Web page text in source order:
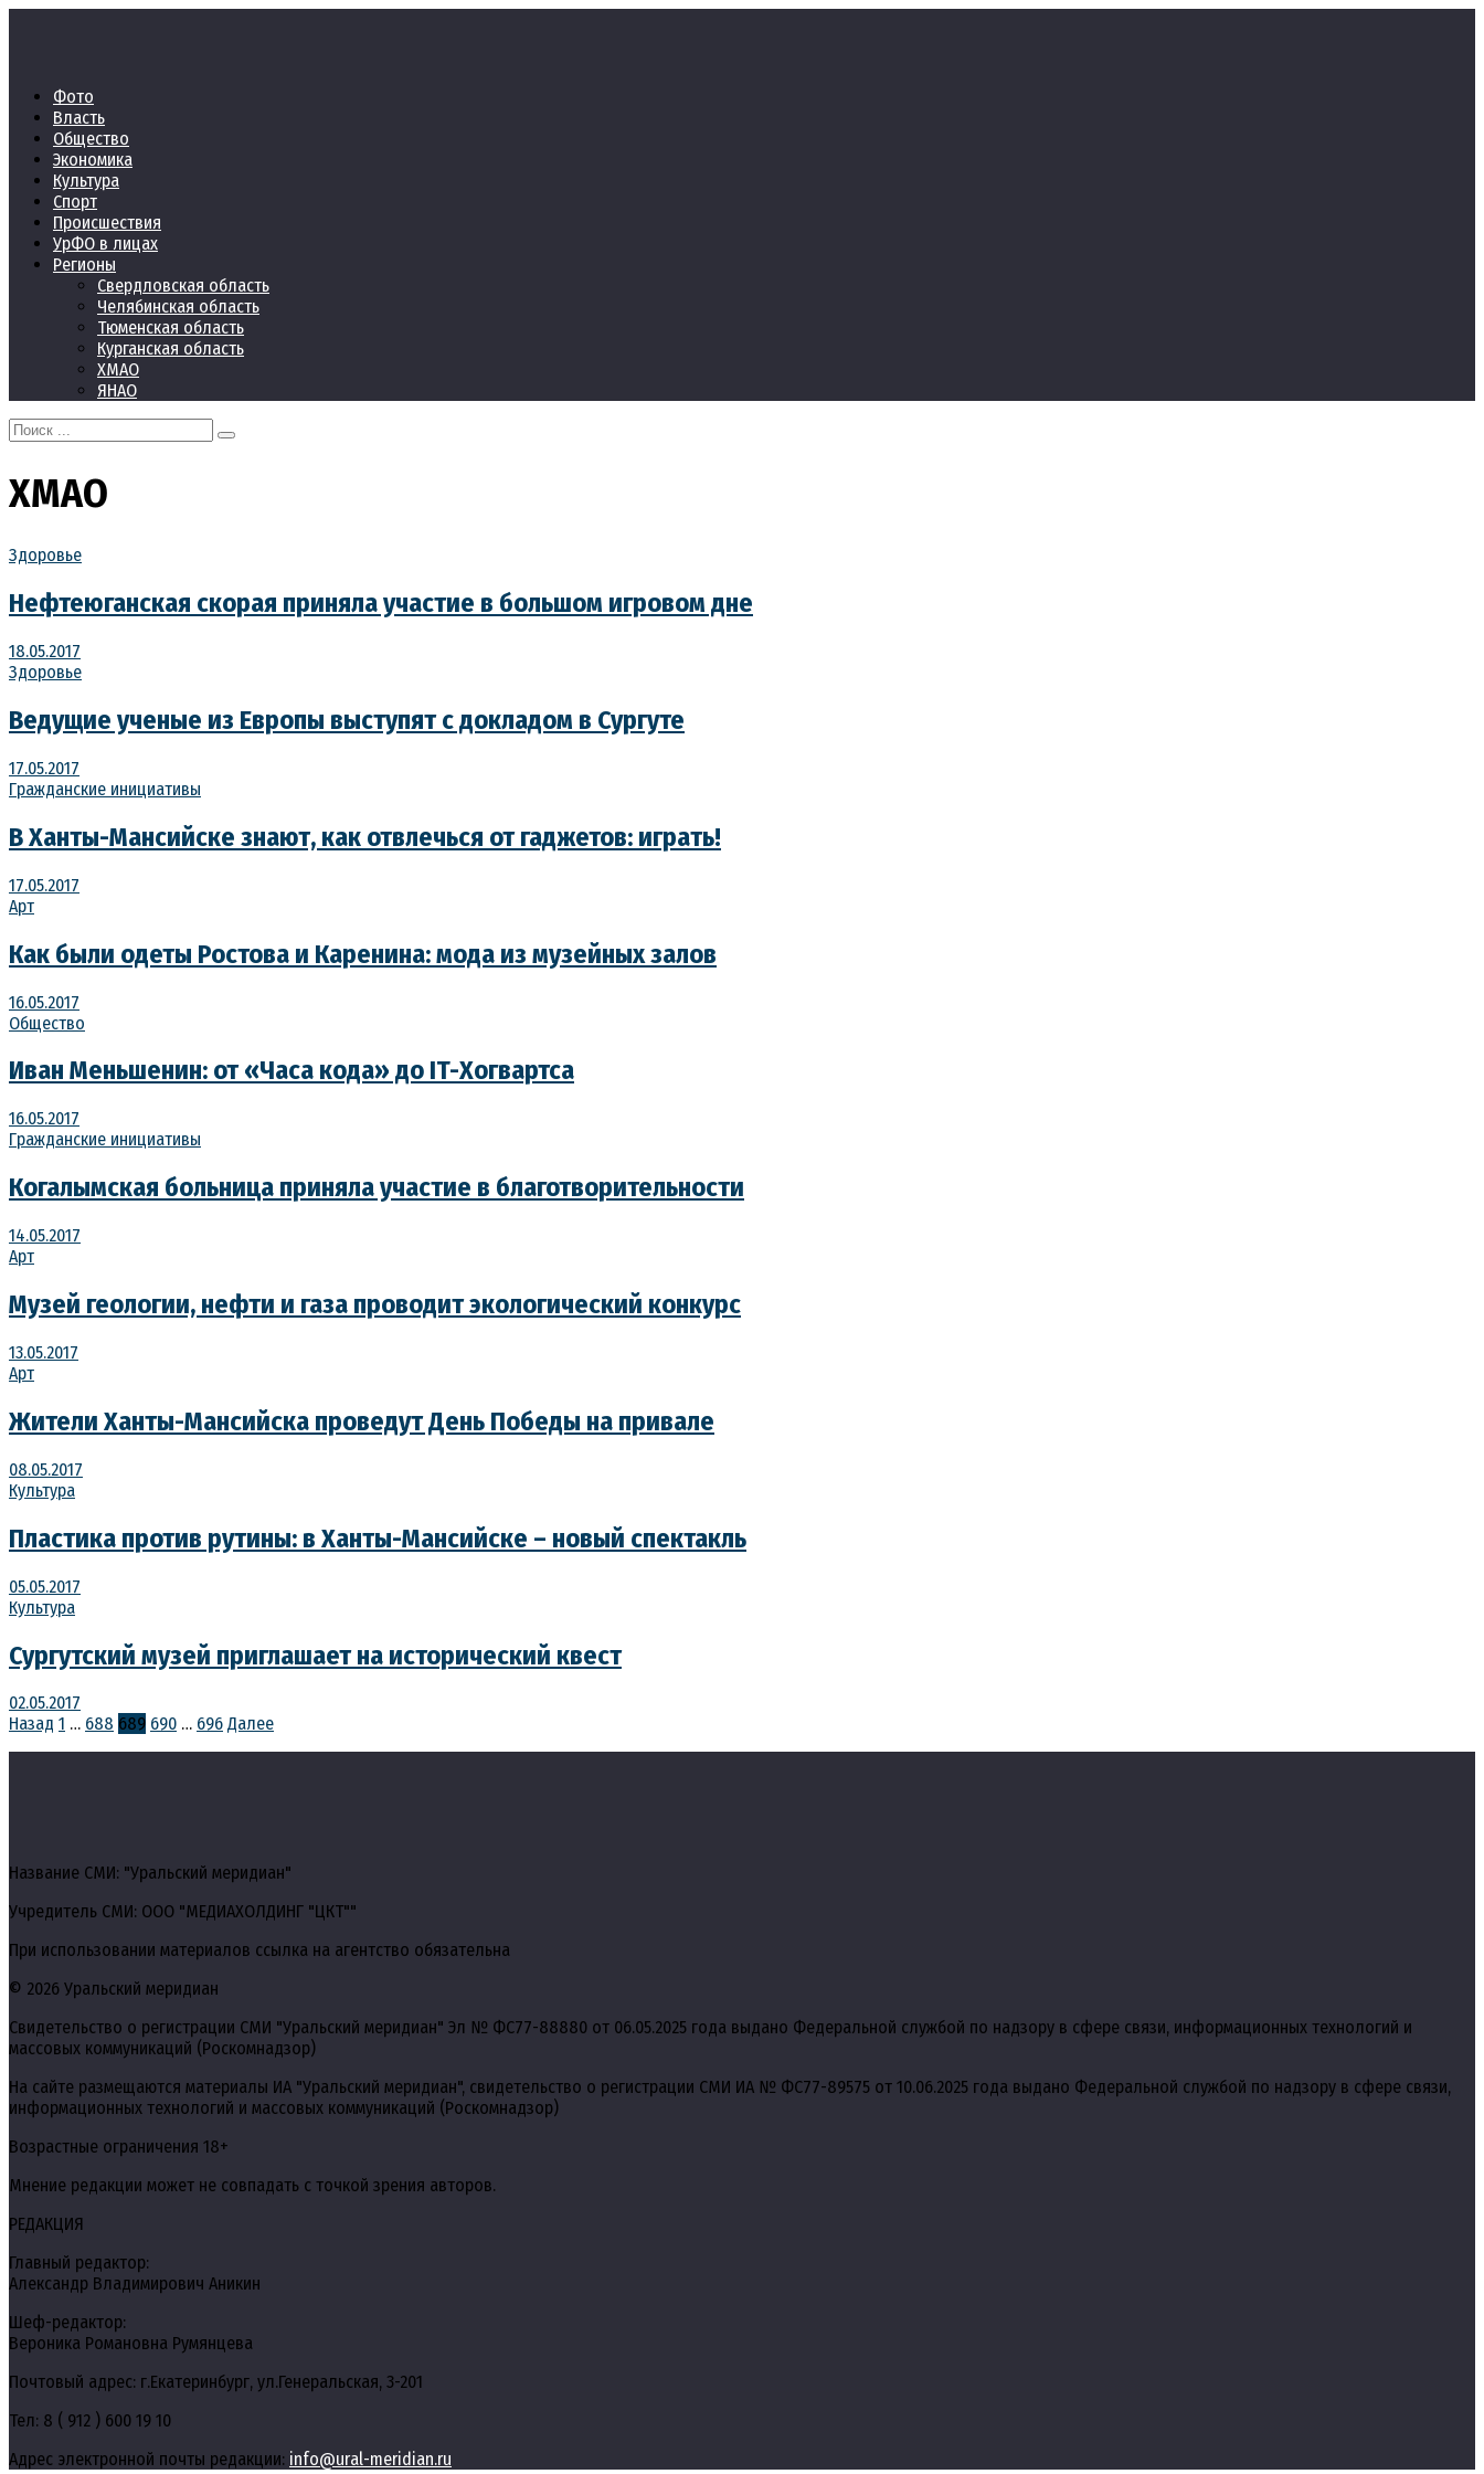
Фото
Власть
Общество
Экономика
Культура
Спорт
Происшествия
УрФО в лицах
Регионы
Свердловская область
Челябинская область
Тюменская область
Курганская область
ХМАО
ЯНАО
Search
for:
ХМАО
Здоровье
Нефтеюганская скорая приняла участие в большом игровом дне
18.05.2017
Здоровье
Ведущие ученые из Европы выступят с докладом в Сургуте
17.05.2017
Гражданские инициативы
В Ханты-Мансийске знают, как отвлечься от гаджетов: играть!
17.05.2017
Арт
Как были одеты Ростова и Каренина: мода из музейных залов
16.05.2017
Общество
Иван Меньшенин: от «Часа кода» до IT-Хогвартса
16.05.2017
Гражданские инициативы
Когалымская больница приняла участие в благотворительности
14.05.2017
Арт
Музей геологии, нефти и газа проводит экологический конкурс
13.05.2017
Арт
Жители Ханты-Мансийска проведут День Победы на привале
08.05.2017
Культура
Пластика против рутины: в Ханты-Мансийске – новый спектакль
05.05.2017
Культура
Сургутский музей приглашает на исторический квест
02.05.2017
Пагинация
Назад 1 … 688 689 690 … 696 Далее
Название СМИ: "Уральский меридиан"
Учредитель СМИ: ООО "МЕДИАХОЛДИНГ "ЦКТ""
При использовании материалов ссылка на агентство обязательна
© 2026 Уральский меридиан
Свидетельство о регистрации СМИ "Уральский меридиан" Эл № ФС77-88880 от 06.05.2025 года выдано Федеральной службой по надзору в сфере связи, информационных технологий и
массовых коммуникаций (Роскомнадзор)
На сайте размещаются материалы ИА "Уральский меридиан", свидетельство о регистрации СМИ ИА № ФС77-89575 от 10.06.2025 года выдано Федеральной службой по надзору в сфере связи,
информационных технологий и массовых коммуникаций (Роскомнадзор)
Возрастные ограничения 18+
Мнение редакции может не совпадать с точкой зрения авторов.
РЕДАКЦИЯ
Главный редактор:
Александр Владимирович Аникин
Шеф-редактор:
Вероника Романовна Румянцева
Почтовый адрес: г.Екатеринбург, ул.Генеральская, 3-201
Тел: 8 ( 912 ) 600 19 10
Адрес электронной почты редакции: info@ural-meridian.ru